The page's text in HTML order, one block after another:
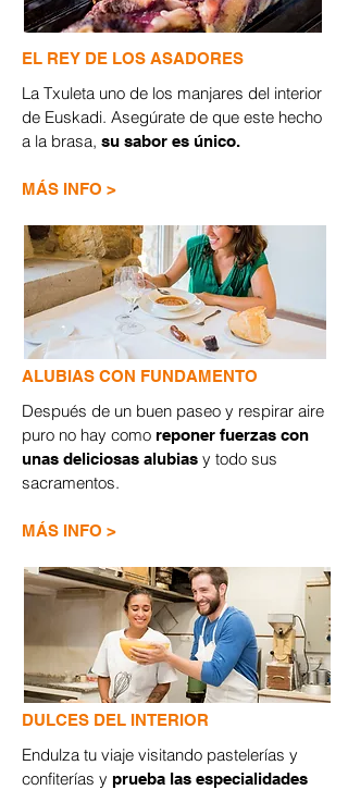
EL REY DE LOS ASADORES
La Txuleta uno de los manjares del interior
de Euskadi. Asegúrate de que este hecho
a la brasa, su sabor es único.
​MÁS INFO >
ALUBIAS CON FUNDAMENTO
Después de un buen paseo y respirar aire
puro no hay como reponer fuerzas con
unas deliciosas alubias y todo sus
sacramentos.
​MÁS INFO >
DULCES DEL INTERIOR
Endulza tu viaje visitando pastelerías y
confiterías y prueba las especialidades